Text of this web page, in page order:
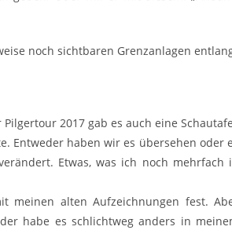
noch sichtbaren Grenzanlagen
2017 gab es auch eine
Entweder haben wir es übersehen oder
Etwas, was ich noch mehrfach
meinen alten Aufzeichnungen fest.
habe es schlichtweg anders in